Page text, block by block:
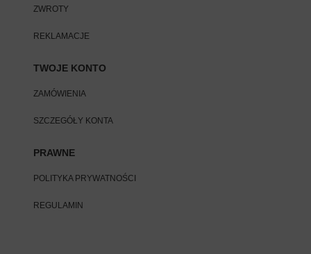
ZWROTY
REKLAMACJE
TWOJE KONTO
ZAMÓWIENIA
SZCZEGÓŁY KONTA
PRAWNE
POLITYKA PRYWATNOŚCI
REGULAMIN